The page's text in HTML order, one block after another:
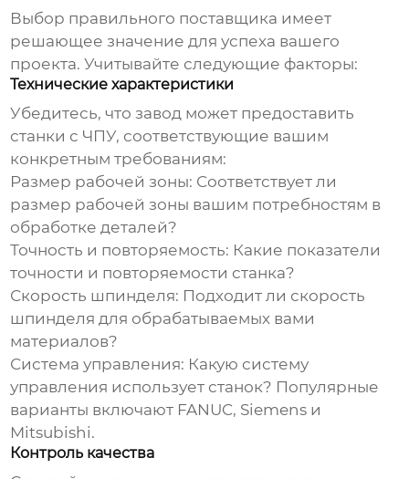
Выбор правильного поставщика имеет
решающее значение для успеха вашего
проекта. Учитывайте следующие факторы:
Технические характеристики
Убедитесь, чтозавод может предоставить
станки с ЧПУ, соответствующие вашим
конкретным требованиям:
Размер рабочей зоны: Соответствует ли
размер рабочей зоны вашим потребностям в
обработке деталей?
Точность и повторяемость: Какие показатели
точности и повторяемости станка?
Скорость шпинделя: Подходит ли скорость
шпинделя для обрабатываемых вами
материалов?
Система управления: Какую систему
управления использует станок? Популярные
варианты включают FANUC, Siemens и
Mitsubishi.
Контроль качества